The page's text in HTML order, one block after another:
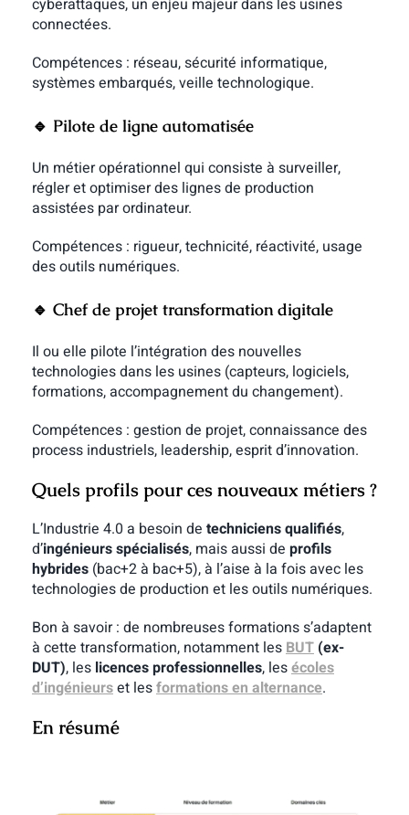
cyberattaques, un enjeu majeur dans les usines
connectées.
Compétences : réseau, sécurité informatique,
systèmes embarqués, veille technologique.
🔹 Pilote de ligne automatisée
Un métier opérationnel qui consiste à surveiller,
régler et optimiser des lignes de production
assistées par ordinateur.
Compétences : rigueur, technicité, réactivité, usage
des outils numériques.
🔹 Chef de projet transformation digitale
Il ou elle pilote l’intégration des nouvelles
technologies dans les usines (capteurs, logiciels,
formations, accompagnement du changement).
Compétences : gestion de projet, connaissance des
process industriels, leadership, esprit d’innovation.
Quels profils pour ces nouveaux métiers ?
L’Industrie 4.0 a besoin de techniciens qualifiés,
d’ingénieurs spécialisés, mais aussi de profils
hybrides(bac+2 à bac+5), à l’aise à la fois avec les
technologies de production et les outils numériques.
Bon à savoir : de nombreuses formations s’adaptent
à cette transformation, notamment lesBUT(ex-
DUT), les licences professionnelles, lesécoles
d’ingénieurset lesformations en alternance.
En résumé